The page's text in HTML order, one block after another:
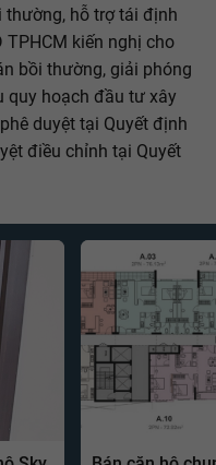
thường, hỗ trợ tái định
TPHCM kiến nghị cho
bồi thường, giải phóng
quy hoạch đầu tư xây
duyệt tại Quyết định
điều chỉnh tại Quyết